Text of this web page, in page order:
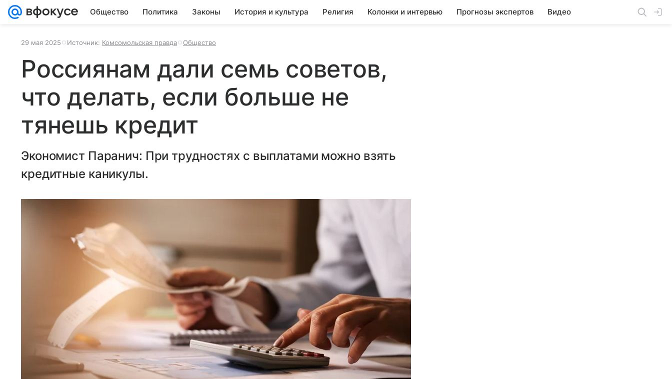
Общество Политика Законы История и культура Религия Колонки и интервью Прогнозы экспертов Видео
29 мая 2025 Источник: Комсомольская правда Общество
Россиянам дали семь советов,
что делать, если больше не
тянешь кредит
Экономист Паранич: При трудностях с выплатами можно взять
кредитные каникулы.